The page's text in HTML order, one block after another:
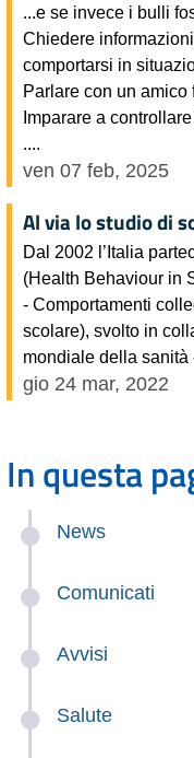
...e se invece i bulli
Chiedere
comportarsi in
Parlare con un
Imparare a
....
ven 07 feb, 2025
Al via lo studio di
Dal 2002 l’Italia
(Health Behaviour in
- Comportamenti
scolare), svolto in
mondiale della sanità
gio 24 mar, 2022
In questa
News
Comunicati
Avvisi
Salute